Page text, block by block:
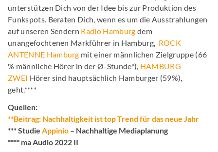
unterstützen Dich von der Idee bis zur Produktion des
Funkspots. Beraten Dich, wenn es um die Ausstrahlungen
auf unseren Sendern Radio Hamburg dem
unangefochtenen Markführer in Hamburg, ROCK
ANTENNE Hamburg mit einer männlichen Zielgruppe (66
% männliche Hörer in der Ø-Stunde*), HAMBURG
ZWEI Hörer sind hauptsächlich Hamburger (59%),
geht.****
Quellen:
**Beitrag: Nachhaltigkeit ist top Trend für das neue Jahr
*** Studie Appinio – Nachhaltige Mediaplanung
**** ma Audio 2022 II